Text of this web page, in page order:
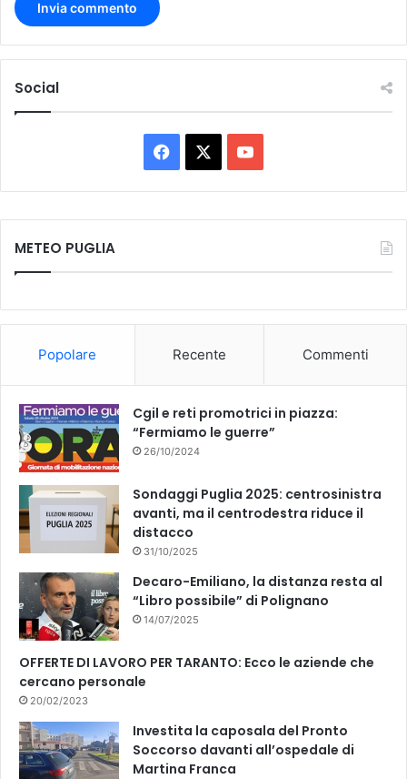
Social
Facebook You
Tube
METEO PUGLIA
Popolare Recente Commenti
Cgil e reti promotrici in piazza:
“Fermiamo le guerre”
26/10/2024
Sondaggi Puglia 2025: centrosinistra
avanti, ma il centrodestra riduce il
distacco
31/10/2025
Decaro-Emiliano, la distanza resta al
“Libro possibile” di Polignano
14/07/2025
OFFERTE DI LAVORO PER TARANTO: Ecco le aziende che
cercano personale
20/02/2023
Investita la caposala del Pronto
Soccorso davanti all’ospedale di
Martina Franca